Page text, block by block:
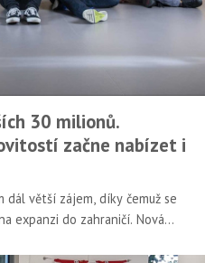
30 milionů.
začne nabízet i
větší zájem, díky čemuž se
expanzi do zahraničí. Nová